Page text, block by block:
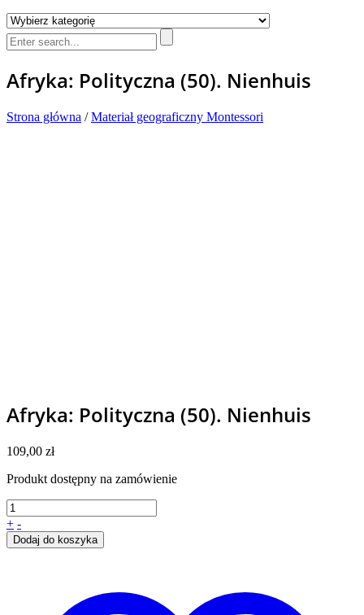
Afryka: Polityczna (50). Nienhuis
Strona główna /Materiał geograficzny Montessori
Afryka: Polityczna (50). Nienhuis
109,00 zł
Produkt dostępny na zamówienie
+ -
Dodaj do koszyka